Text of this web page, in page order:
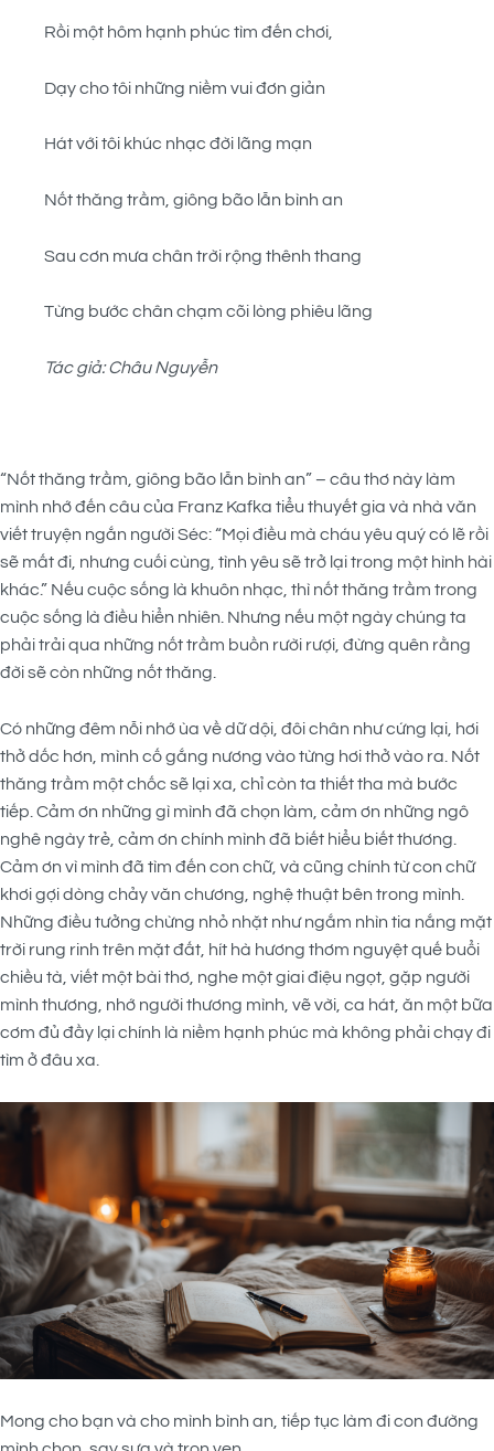
Rồi một hôm hạnh phúc tìm đến chơi,
Dạy cho tôi những niềm vui đơn giản
Hát với tôi khúc nhạc đời lãng mạn
Nốt thăng trầm, giông bão lẫn bình an
Sau cơn mưa chân trời rộng thênh thang
Từng bước chân chạm cõi lòng phiêu lãng
Tác giả: Châu Nguyễn
“Nốt thăng trầm, giông bão lẫn bình an” – câu thơ này làm
mình nhớ đến câu của Franz Kafka tiểu thuyết gia và nhà văn
viết truyện ngắn người Séc: “Mọi điều mà cháu yêu quý có lẽ rồi
sẽ mất đi, nhưng cuối cùng, tình yêu sẽ trở lại trong một hình hài
khác.” Nếu cuộc sống là khuôn nhạc, thì nốt thăng trầm trong
cuộc sống là điều hiển nhiên. Nhưng nếu một ngày chúng ta
phải trải qua những nốt trầm buồn rười rượi, đừng quên rằng
đời sẽ còn những nốt thăng.
Có những đêm nỗi nhớ ùa về dữ dội, đôi chân như cứng lại, hơi
thở dốc hơn, mình cố gắng nương vào từng hơi thở vào ra. Nốt
thăng trầm một chốc sẽ lại xa, chỉ còn ta thiết tha mà bước
tiếp. Cảm ơn những gì mình đã chọn làm, cảm ơn những ngô
nghê ngày trẻ, cảm ơn chính mình đã biết hiểu biết thương.
Cảm ơn vì mình đã tìm đến con chữ, và cũng chính từ con chữ
khơi gợi dòng chảy văn chương, nghệ thuật bên trong mình.
Những điều tưởng chừng nhỏ nhặt như ngắm nhìn tia nắng mặt
trời rung rinh trên mặt đất, hít hà hương thơm nguyệt quế buổi
chiều tà, viết một bài thơ, nghe một giai điệu ngọt, gặp người
mình thương, nhớ người thương mình, vẽ vời, ca hát, ăn một bữa
cơm đủ đầy lại chính là niềm hạnh phúc mà không phải chạy đi
tìm ở đâu xa.
Mong cho bạn và cho mình bình an, tiếp tục làm đi con đường